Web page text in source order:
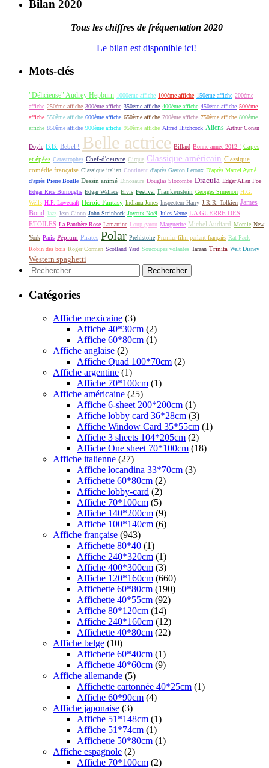
Bilan 2020
Tous les chiffres de fréquentation 2020
Le bilan est disponible ici!
Mots-clés
"Délicieuse" Audrey Hepburn 1000ème affiche 100ème affiche 150ème affiche 200ème
affiche 250ème affiche 300ème affiche 350ème affiche 400ème affiche 450ème affiche 500ème
affiche 550ème affiche 600ème affiche 650ème affiche 700ème affiche 750ème affiche 800ème
affiche 850ème affiche 900ème affiche 950ème affiche Alfred Hitchcock Aliens Arthur Conan
Doyle B.B. Bebel ! Belle actrice Billard Bonne année 2012 ! Capes
et épées Catastrophes Chef-d'oeuvre Cirque Classique américain Classique
comédie française Classique italien Continent d'après Gaston Leroux D'après Marcel Aymé
d'après Pierre Boulle Dessin animé Dinosaure Douglas Slocombe Dracula Edgar Allan Poe
Edgar Rice Burroughs Edgar Wallace Elvis Festival Frankenstein Georges Simenon H.G.
Wells H.P. Lovecraft Héroic Fantasy Indiana Jones Inspecteur Harry J.R.R. Tolkien James
Bond Jazz Jean Giono John Steinbeck Joyeux Noël Jules Verne LA GUERRE DES
ETOILES La Panthère Rose Lamartine Loup-garou Marguerite Michel Audiard Momie New
York Paris Péplum Pirates Polar Préhistoire Premier film parlant français Rat Pack
Robin des bois Roger Corman Scotland Yard Soucoupes volantes Tarzan Trinita Walt Disney
Western spaghetti
Rechercher :
Catégories
Affiche mexicaine (3)
Affiche 40*30cm (2)
Affiche 60*80cm (1)
Affiche anglaise (2)
Affiche Quad 100*70cm (2)
Affiche argentine (1)
Affiche 70*100cm (1)
Affiche américaine (25)
Affiche 6-sheet 200*200cm (1)
Affiche lobby card 36*28cm (3)
Affiche Window Card 35*55cm (1)
Affiche 3 sheets 104*205cm (2)
Affiche One sheet 70*100cm (18)
Affiche italienne (27)
Affiche locandina 33*70cm (3)
Affichette 60*80cm (2)
Affiche lobby-card (2)
Affiche 70*100cm (5)
Affiche 140*200cm (9)
Affiche 100*140cm (6)
Affiche française (943)
Affichette 80*40 (1)
Affiche 240*320cm (1)
Affiche 400*300cm (3)
Affiche 120*160cm (660)
Affichette 60*80cm (190)
Affichette 40*55cm (92)
Affiche 80*120cm (14)
Affiche 240*160cm (12)
Affichette 40*80cm (22)
Affiche belge (10)
Affichette 60*40cm (1)
Affichette 40*60cm (9)
Affiche allemande (5)
Affichette cartonnée 40*25cm (1)
Affiche 60*90cm (4)
Affiche japonaise (3)
Affiche 51*148cm (1)
Affiche 51*74cm (1)
Affichette 50*80cm (1)
Affiche espagnole (2)
Affiche 70*100cm (2)